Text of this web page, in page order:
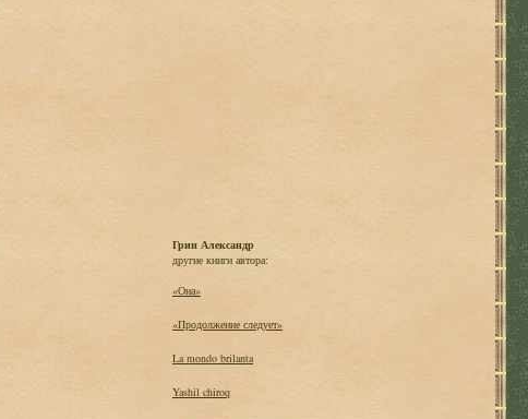
Грин Александр
другие книги автора:
«Она»
«Продолжение следует»
La mondo brilanta
Yashil chiroq